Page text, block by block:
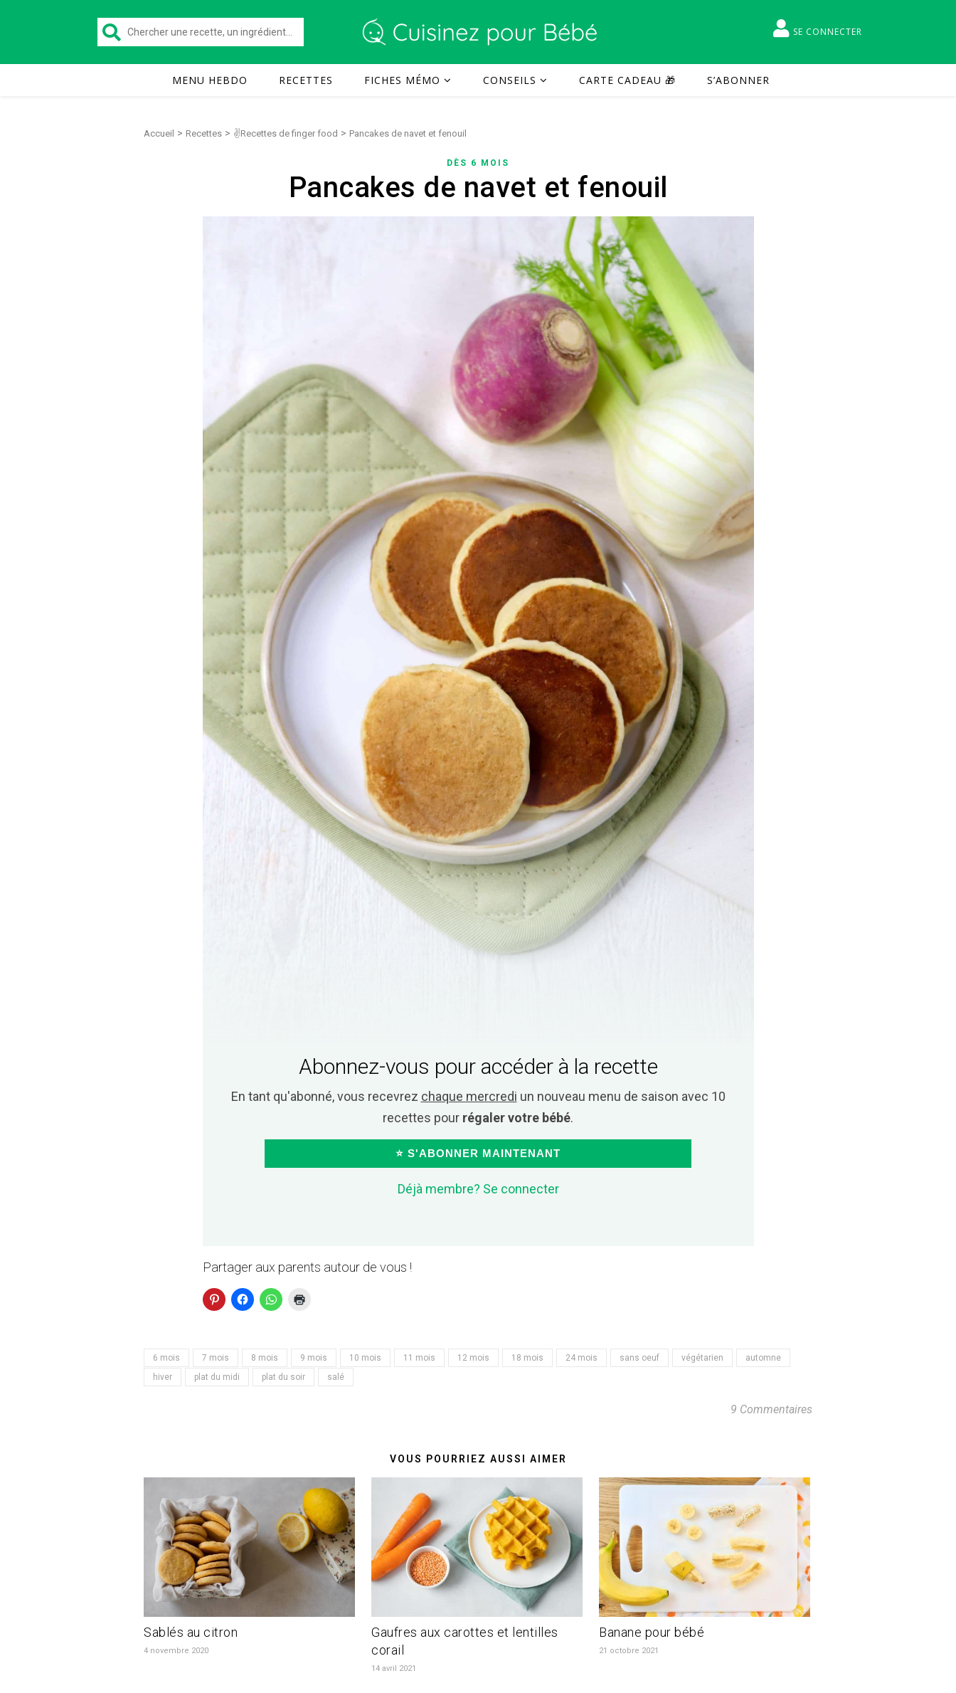
SE CONNECTER
MENU HEBDO RECETTES FICHES MÉMO CONSEILS CARTE CADEAU 🎁 S’ABONNER
Accueil > Recettes > ✌Recettes de finger food > Pancakes de navet et fenouil
DÈS 6 MOIS
Pancakes de navet et fenouil
Abonnez-vous pour accéder à la recette
En tant qu'abonné, vous recevrez chaque mercredi un nouveau menu de saison avec 10
recettes pour régaler votre bébé.
⭐ S'ABONNER MAINTENANT
Déjà membre? Se connecter
Partager aux parents autour de vous !
6 mois 7 mois 8 mois 9 mois 10 mois 11 mois 12 mois 18 mois 24 mois sans oeuf végétarien
automne
hiver
plat du midi plat du soir salé
9 Commentaires
VOUS POURRIEZ AUSSI AIMER
Sablés au citron
4 novembre 2020
Gaufres aux carottes et lentilles
corail
14 avril 2021
Banane pour bébé
21 octobre 2021